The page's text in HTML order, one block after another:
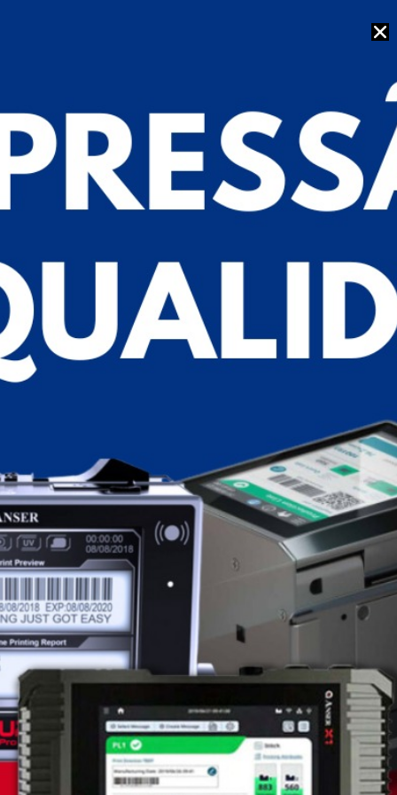
Sustentabilidade Das
Datadoras Automáticas:
Um Caminho Para A
Eficiência E Redução De
Impactos Ambientais
As datadoras automáticas desempenham um papel crucial na
promoção da sustentabilidade nas indústrias, oferecendo
benefícios que vão desde a redução de resíduos até a
eficiência energética. Essas máquinas são utilizadas para
marcar embalagens com informações como datas de validade
e números de lote, garantindo precisão e rastreabilidade. Uma